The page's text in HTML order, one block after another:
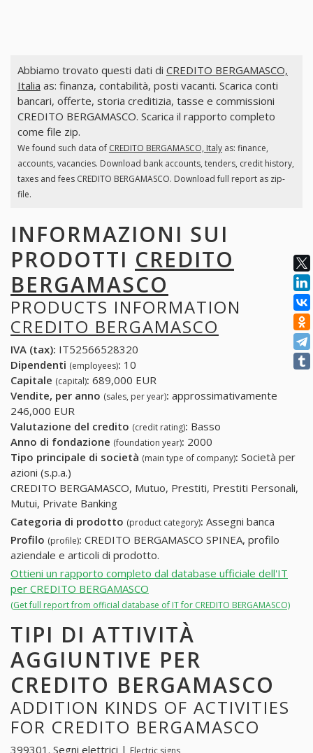
Abbiamo trovato questi dati di CREDITO BERGAMASCO,
Italia as: finanza, contabilità, posti vacanti. Scarica conti
bancari, offerte, storia creditizia, tasse e commissioni
CREDITO BERGAMASCO. Scarica il rapporto completo
come file zip.
We found such data of CREDITO BERGAMASCO, Italyas: finance,
accounts, vacancies. Download bank accounts, tenders, credit history,
taxes and fees CREDITO BERGAMASCO. Download full report as zip-
file.
INFORMAZIONI SUI
PRODOTTI CREDITO
BERGAMASCO
PRODUCTS INFORMATION
CREDITO BERGAMASCO
IVA (tax): IT52566528320
Dipendenti (employees): 10
Capitale (capital): 689,000 EUR
Vendite, per anno (sales, per year): approssimativamente
246,000 EUR
Valutazione del credito (credit rating): Basso
Anno di fondazione (foundation year): 2000
Tipo principale di società (main type of company): Società per
azioni (s.p.a.)
CREDITO BERGAMASCO, Mutuo, Prestiti, Prestiti Personali,
Mutui, Private Banking
Categoria di prodotto (product category): Assegni banca
Profilo (profile): CREDITO BERGAMASCO SPINEA, profilo
aziendale e articoli di prodotto.
Ottieni un rapporto completo dal database ufficiale dell'IT
per CREDITO BERGAMASCO
(Get full report from official database of IT for CREDITO BERGAMASCO)
TIPI DI ATTIVITÀ
AGGIUNTIVE PER
CREDITO BERGAMASCO
ADDITION KINDS OF ACTIVITIES
FOR CREDITO BERGAMASCO
399301. Segni elettrici | Electric signs